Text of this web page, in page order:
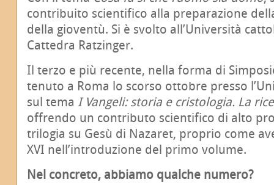
contribuito scientifico alla preparazione
della gioventù. Si è svolto all’Università
Cattedra Ratzinger.
Il terzo e più recente, nella forma di
tenuto a Roma lo scorso ottobre presso
sul tema I Vangeli: storia e cristologia. La
offrendo un contributo scientifico di alto
trilogia su Gesù di Nazaret, proprio come
XVI nell’introduzione del primo volume.
Nel concreto, abbiamo qualche numero?